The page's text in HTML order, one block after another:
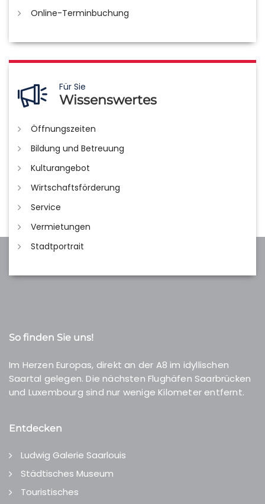
Online-Terminbuchung
Für Sie
Wissenswertes
Öffnungszeiten
Bildung und Betreuung
Kulturangebot
Wirtschaftsförderung
Service
Vermietungen
Stadtportrait
So finden Sie uns!
Im Herzen Europas, direkt an der A8 im idyllischen
Saartal gelegen. Die nächsten Flughäfen Saarbrücken
und Luxembourg sind nur wenige Kilometer entfernt.
Entdecken
Ludwig Galerie Saarlouis
Städtisches Museum
Touristisches